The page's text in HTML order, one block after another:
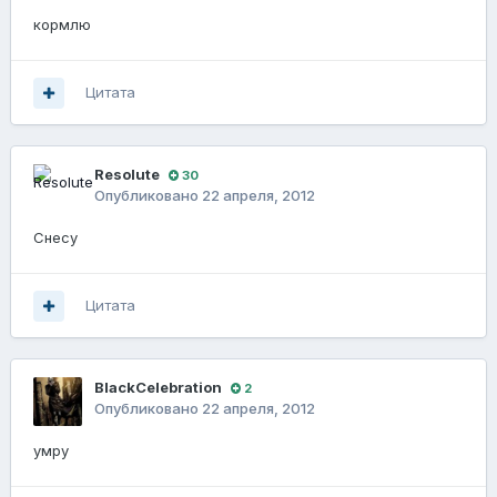
кормлю
Цитата
Resolute 30
Опубликовано 22 апреля, 2012
Снесу
Цитата
BlackCelebration 2
Опубликовано 22 апреля, 2012
умру